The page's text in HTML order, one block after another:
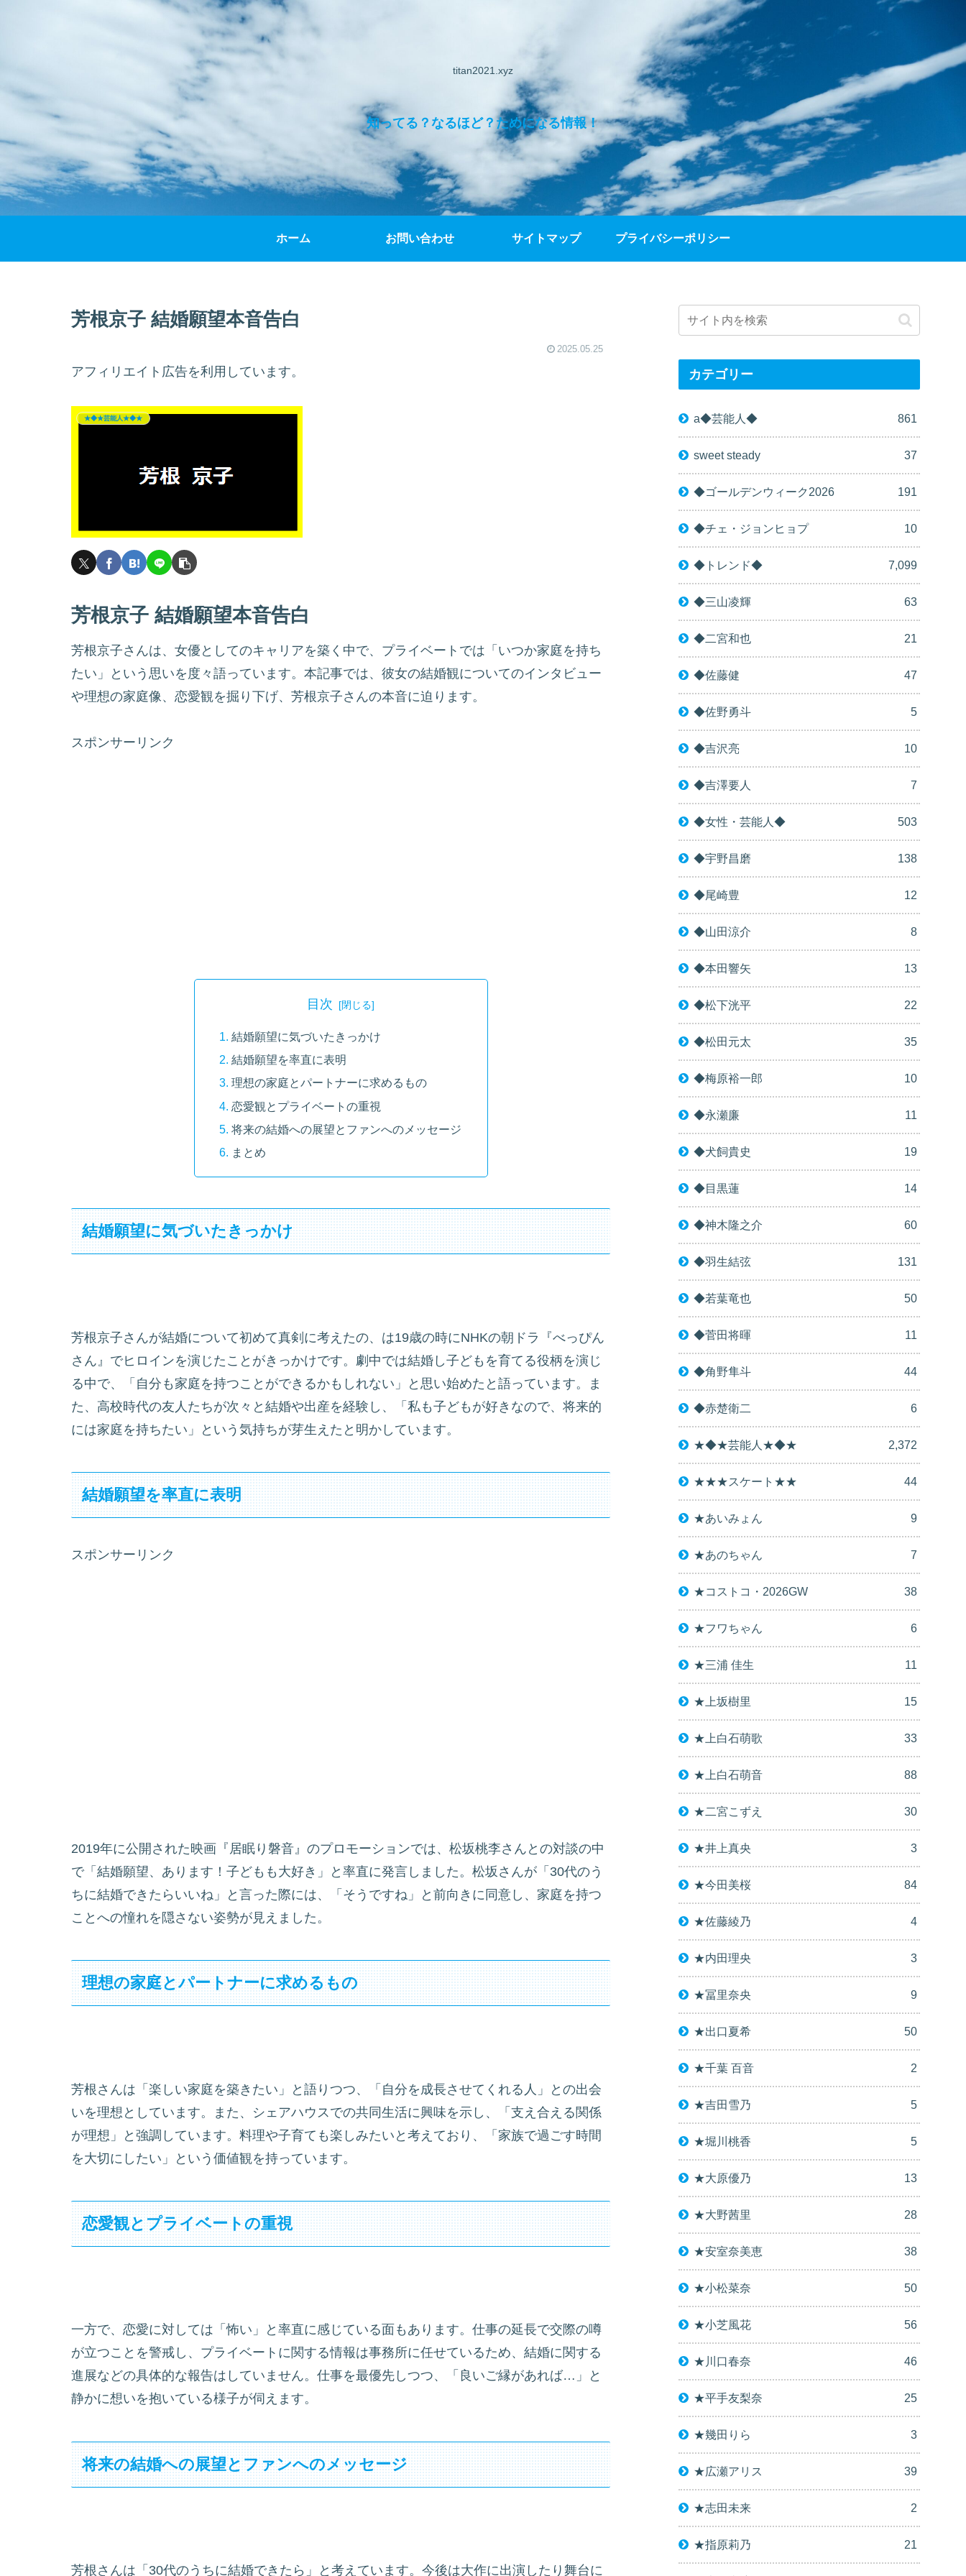
titan2021.xyz
知ってる？なるほど？ためになる情報！
ホーム お問い合わせ サイトマップ プライバシーポリシー
芳根京子 結婚願望本音告白
2025.05.25
アフィリエイト広告を利用しています。
★◆★芸能人★◆★
芳根京子 結婚願望本音告白
芳根京子さんは、女優としてのキャリアを築く中で、プライベートでは「いつか家庭を持ち
たい」という思いを度々語っています。本記事では、彼女の結婚観についてのインタビュー
や理想の家庭像、恋愛観を掘り下げ、芳根京子さんの本音に迫ります。
スポンサーリンク
目次
結婚願望に気づいたきっかけ
結婚願望を率直に表明
理想の家庭とパートナーに求めるもの
恋愛観とプライベートの重視
将来の結婚への展望とファンへのメッセージ
まとめ
結婚願望に気づいたきっかけ
芳根京子さんが結婚について初めて真剣に考えたの、は19歳の時にNHKの朝ドラ『べっぴん
さん』でヒロインを演じたことがきっかけです。劇中では結婚し子どもを育てる役柄を演じ
る中で、「自分も家庭を持つことができるかもしれない」と思い始めたと語っています。ま
た、高校時代の友人たちが次々と結婚や出産を経験し、「私も子どもが好きなので、将来的
には家庭を持ちたい」という気持ちが芽生えたと明かしています。
結婚願望を率直に表明
スポンサーリンク
2019年に公開された映画『居眠り磐音』のプロモーションでは、松坂桃李さんとの対談の中
で「結婚願望、あります！子どもも大好き」と率直に発言しました。松坂さんが「30代のう
ちに結婚できたらいいね」と言った際には、「そうですね」と前向きに同意し、家庭を持つ
ことへの憧れを隠さない姿勢が見えました。
理想の家庭とパートナーに求めるもの
芳根さんは「楽しい家庭を築きたい」と語りつつ、「自分を成長させてくれる人」との出会
いを理想としています。また、シェアハウスでの共同生活に興味を示し、「支え合える関係
が理想」と強調しています。料理や子育ても楽しみたいと考えており、「家族で過ごす時間
を大切にしたい」という価値観を持っています。
恋愛観とプライベートの重視
一方で、恋愛に対しては「怖い」と率直に感じている面もあります。仕事の延長で交際の噂
が立つことを警戒し、プライベートに関する情報は事務所に任せているため、結婚に関する
進展などの具体的な報告はしていません。仕事を最優先しつつ、「良いご縁があれば…」と
静かに想いを抱いている様子が伺えます。
将来の結婚への展望とファンへのメッセージ
芳根さんは「30代のうちに結婚できたら」と考えています。今後は大作に出演したり舞台に
カテゴリー
a◆芸能人◆ 861
sweet steady 37
◆ゴールデンウィーク2026 191
◆チェ・ジョンヒョプ 10
◆トレンド◆ 7,099
◆三山凌輝 63
◆二宮和也 21
◆佐藤健 47
◆佐野勇斗 5
◆吉沢亮 10
◆吉澤要人 7
◆女性・芸能人◆ 503
◆宇野昌磨 138
◆尾崎豊 12
◆山田涼介 8
◆本田響矢 13
◆松下洸平 22
◆松田元太 35
◆梅原裕一郎 10
◆永瀬廉 11
◆犬飼貴史 19
◆目黒蓮 14
◆神木隆之介 60
◆羽生結弦 131
◆若葉竜也 50
◆菅田将暉 11
◆角野隼斗 44
◆赤楚衛二 6
★◆★芸能人★◆★ 2,372
★★★スケート★★ 44
★あいみょん 9
★あのちゃん 7
★コストコ・2026GW 38
★フワちゃん 6
★三浦 佳生 11
★上坂樹里 15
★上白石萌歌 33
★上白石萌音 88
★二宮こずえ 30
★井上真央 3
★今田美桜 84
★佐藤綾乃 4
★内田理央 3
★冨里奈央 9
★出口夏希 50
★千葉 百音 2
★吉田雪乃 5
★堀川桃香 5
★大原優乃 13
★大野茜里 28
★安室奈美恵 38
★小松菜奈 50
★小芝風花 56
★川口春奈 46
★平手友梨奈 25
★幾田りら 3
★広瀬アリス 39
★志田未来 2
★指原莉乃 21